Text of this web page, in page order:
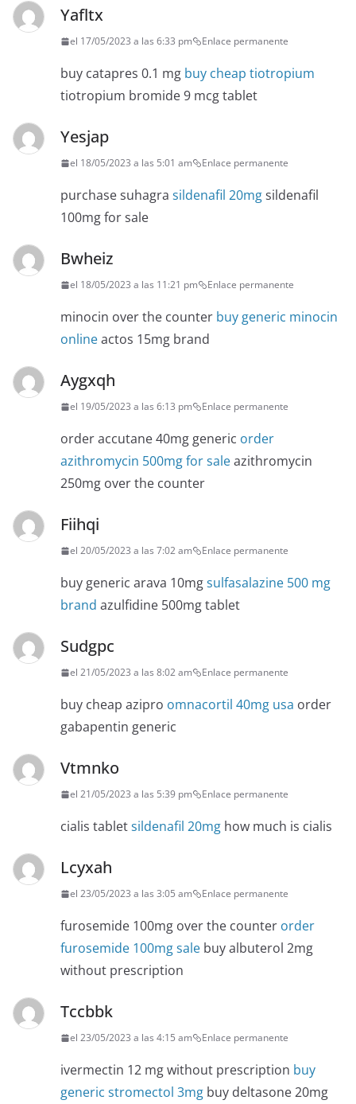
Yafltx
el 17/05/2023 a las 6:33 pm Enlace permanente
buy catapres 0.1 mg buy cheap tiotropium
tiotropium bromide 9 mcg tablet
Yesjap
el 18/05/2023 a las 5:01 am Enlace permanente
purchase suhagra sildenafil 20mgsildenafil
100mg for sale
Bwheiz
el 18/05/2023 a las 11:21 pm Enlace permanente
minocin over the counter buy generic minocin
onlineactos 15mg brand
Aygxqh
el 19/05/2023 a las 6:13 pm Enlace permanente
order accutane 40mg generic order
azithromycin 500mg for saleazithromycin
250mg over the counter
Fiihqi
el 20/05/2023 a las 7:02 am Enlace permanente
buy generic arava 10mgsulfasalazine 500 mg
brand azulfidine 500mg tablet
Sudgpc
el 21/05/2023 a las 8:02 am Enlace permanente
buy cheap azipro omnacortil 40mg usa order
gabapentin generic
Vtmnko
el 21/05/2023 a las 5:39 pm Enlace permanente
cialis tabletsildenafil 20mg how much is cialis
Lcyxah
el 23/05/2023 a las 3:05 am Enlace permanente
furosemide 100mg over the counter order
furosemide 100mg sale buy albuterol 2mg
without prescription
Tccbbk
el 23/05/2023 a las 4:15 am Enlace permanente
ivermectin 12 mg without prescription buy
generic stromectol 3mg buy deltasone 20mg